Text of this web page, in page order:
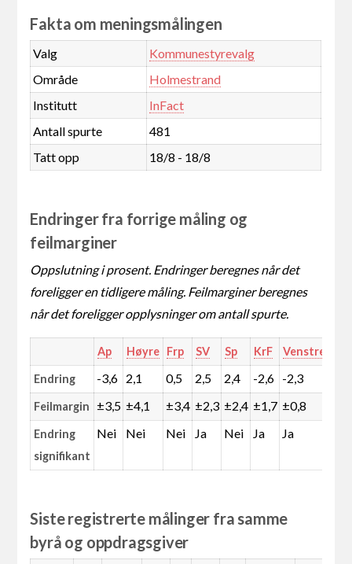
Fakta om meningsmålingen
Valg
Kommunestyrevalg
Område
Holmestrand
Institutt
InFact
Antall spurte
481
Tatt opp
18/8 - 18/8
Endringer fra forrige måling og
feilmarginer
Oppslutning i prosent. Endringer beregnes når det
foreligger en tidligere måling. Feilmarginer beregnes
når det foreligger opplysninger om antall spurte.
Ap Høyre Frp SV Sp KrF Venstre
Endring -3,6 2,1 0,5 2,5 2,4 -2,6 -2,3
Feilmargin ±3,5 ±4,1 ±3,4 ±2,3 ±2,4 ±1,7 ±0,8
Endring
signifikant
Nei Nei Nei Ja Nei Ja Ja
Siste registrerte målinger fra samme
byrå og oppdragsgiver